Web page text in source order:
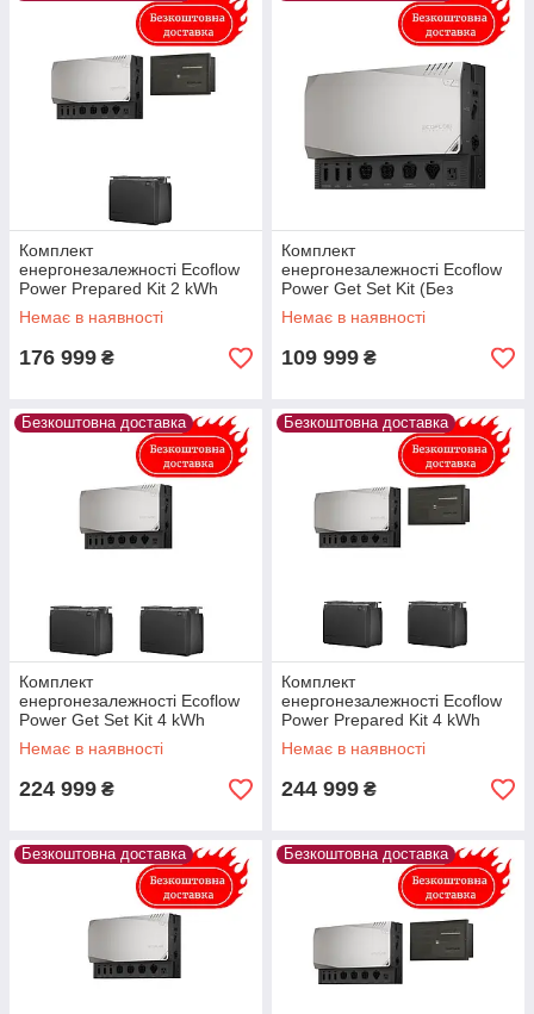
Комплект
енергонезалежності Ecoflow
Power Prepared Kit 2 kWh
Немає в наявності
176 999 ₴
Комплект
енергонезалежності Ecoflow
Power Get Set Kit (Без
Батарей)
Немає в наявності
109 999 ₴
Безкоштовна доставка
Комплект
енергонезалежності Ecoflow
Power Get Set Kit 4 kWh
Немає в наявності
224 999 ₴
Безкоштовна доставка
Комплект
енергонезалежності Ecoflow
Power Prepared Kit 4 kWh
Немає в наявності
244 999 ₴
Безкоштовна доставка Безкоштовна доставка